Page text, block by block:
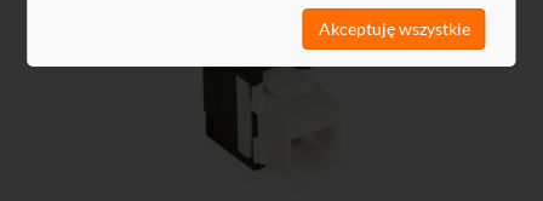
Akceptuję wszystkie